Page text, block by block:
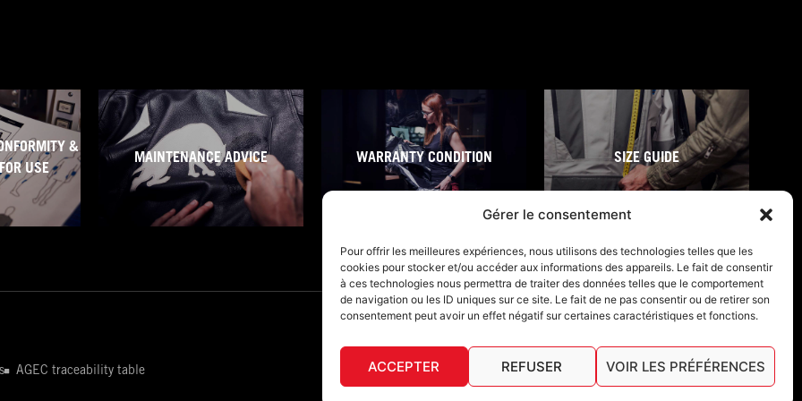
Gérer le consentement
Pour offrir les meilleures expériences, nous utilisons des technologies telles que les
cookies pour stocker et/ou accéder aux informations des appareils. Le fait de consentir
à ces technologies nous permettra de traiter des données telles que le comportement
de navigation ou les ID uniques sur ce site. Le fait de ne pas consentir ou de retirer son
consentement peut avoir un effet négatif sur certaines caractéristiques et fonctions.
ACCEPTER REFUSER VOIR LES PRÉFÉRENCES
&
USE
MAINTENANCE ADVICE WARRANTY CONDITION SIZE GUIDE
AGEC traceability table
English